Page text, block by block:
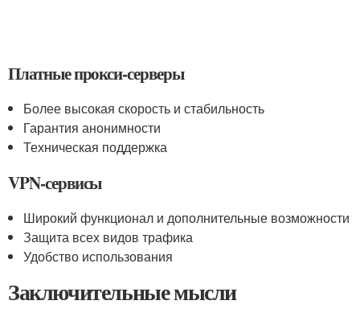
Платные прокси-серверы
Более высокая скорость и стабильность
Гарантия анонимности
Техническая поддержка
VPN-сервисы
Широкий функционал и дополнительные возможности
Защита всех видов трафика
Удобство использования
Заключительные мысли